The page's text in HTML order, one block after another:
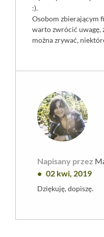
:).
Osobom zbierającym
warto zwrócić uwagę,
można zrywać,
Napisany przez
02 kwi, 2019
Dziękuję, dopiszę.